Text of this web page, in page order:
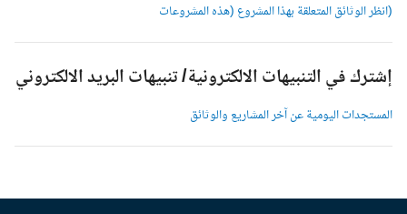
(انظر الوثائق المتعلقة بهذا المشروع (هذه المشروعات
إشترك في التنبيهات الالكترونية/ تنبيهات البريد الالكتروني
المستجدات اليومية عن آخر المشاريع والوثائق